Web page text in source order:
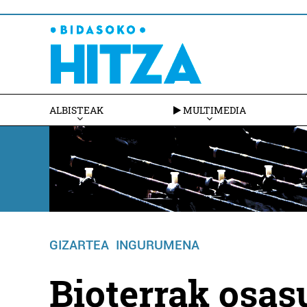
ALBISTEAK MULTIMEDIA
GIZARTEA INGURUMENA
Bioterrak